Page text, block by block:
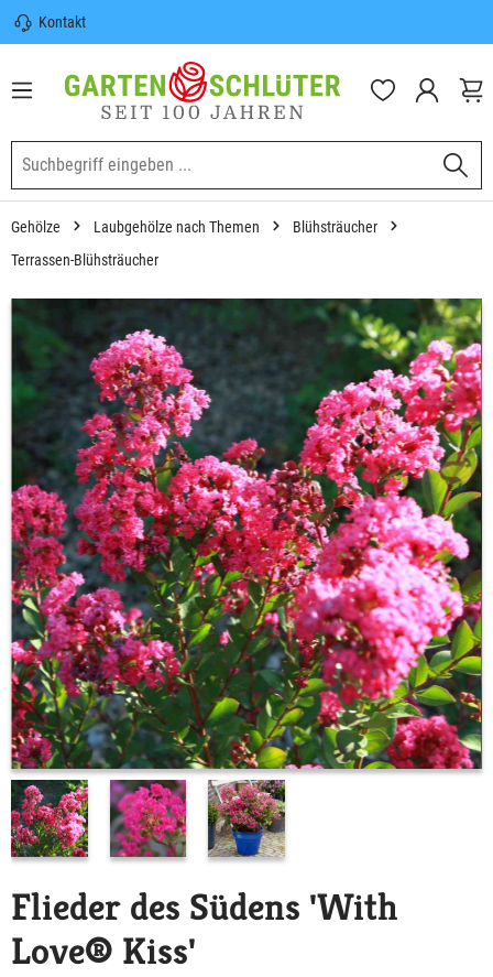
springen
Kontakt
Sicherer Versand | Versandkostenfrei
(DE) ab 100€
Garten-Schlüter Anwachsgarantie
Gehölze Laubgehölze nach Themen
Blühsträucher
Terrassen-Blühsträucher
Flieder des Südens 'With
Love® Kiss'